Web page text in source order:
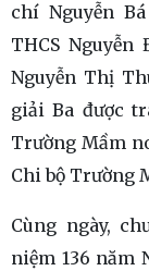
chí Nguyễn
THCS
Nguyễn Thị
giải Ba được
Trường Mầm
Chi bộ Trường
Cùng ngày,
niệm 136 năm